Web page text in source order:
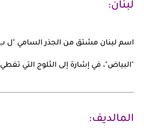
لبنان:
اسم لبنان مشتق من الجذر السامي "ل
"البياض"، في إشارة إلى الثلوج التي تغطي
المالديف: